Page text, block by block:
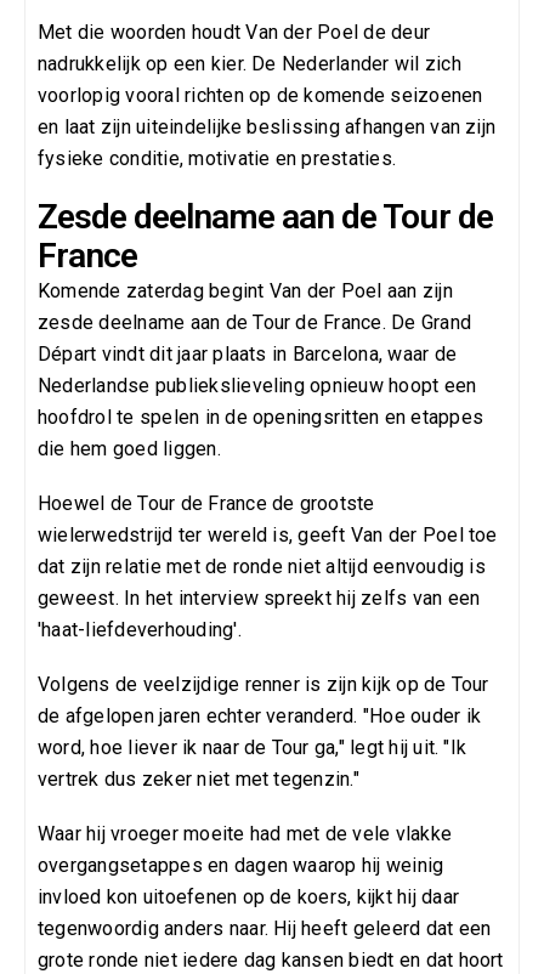
Met die woorden houdt Van der Poel de deur
nadrukkelijk op een kier. De Nederlander wil zich
voorlopig vooral richten op de komende seizoenen
en laat zijn uiteindelijke beslissing afhangen van zijn
fysieke conditie, motivatie en prestaties.
Zesde deelname aan de Tour de
France
Komende zaterdag begint Van der Poel aan zijn
zesde deelname aan de Tour de France. De Grand
Départ vindt dit jaar plaats in Barcelona, waar de
Nederlandse publiekslieveling opnieuw hoopt een
hoofdrol te spelen in de openingsritten en etappes
die hem goed liggen.
Hoewel de Tour de France de grootste
wielerwedstrijd ter wereld is, geeft Van der Poel toe
dat zijn relatie met de ronde niet altijd eenvoudig is
geweest. In het interview spreekt hij zelfs van een
'haat-liefdeverhouding'.
Volgens de veelzijdige renner is zijn kijk op de Tour
de afgelopen jaren echter veranderd. "Hoe ouder ik
word, hoe liever ik naar de Tour ga," legt hij uit. "Ik
vertrek dus zeker niet met tegenzin."
Waar hij vroeger moeite had met de vele vlakke
overgangsetappes en dagen waarop hij weinig
invloed kon uitoefenen op de koers, kijkt hij daar
tegenwoordig anders naar. Hij heeft geleerd dat een
grote ronde niet iedere dag kansen biedt en dat hoort